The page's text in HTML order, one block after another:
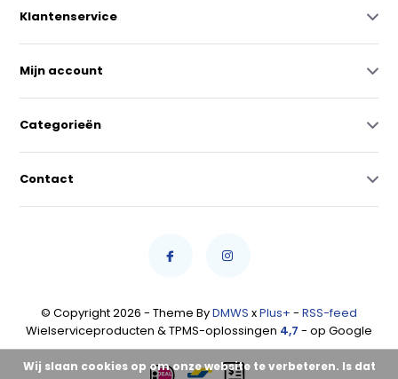
Klantenservice
Mijn account
Categorieën
Contact
© Copyright 2026 - Theme ByDMWS xPlus+ - RSS-feed
Wielserviceproducten & TPMS-oplossingen 4,7 - op Google
Wij slaan cookies op om onze website te verbeteren. Is dat